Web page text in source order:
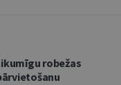
robežas